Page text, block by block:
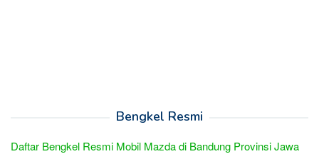
Bengkel Resmi
Daftar Bengkel Resmi Mobil Mazda di Bandung Provinsi Jawa